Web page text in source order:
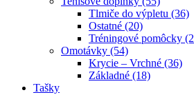
Tlmiče do výpletu (36)
Ostatné (20)
Tréningové pomôcky
Omotávky (54)
Krycie – Vrchné (36)
Základné (18)
Tašky